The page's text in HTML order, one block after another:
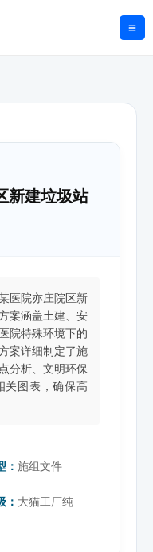
新建垃圾站
医院亦庄院区新
案涵盖土建、安
院特殊环境下的
案详细制定了施
分析、文明环保
关图表，确保高
：施组文件
： 大猫工厂纯